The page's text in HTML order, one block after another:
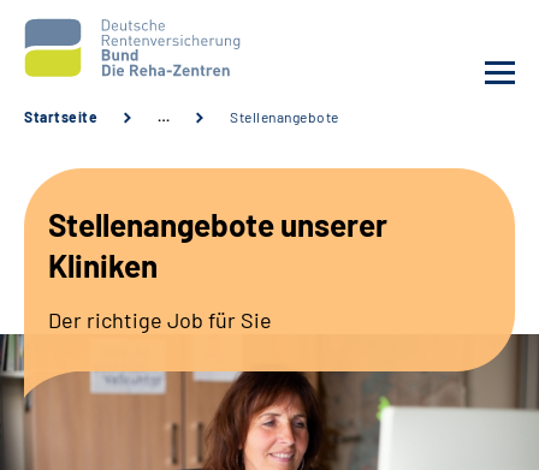
Unsere Kliniken
Sozialdienste & Zuweisende
Startseite … Stellenangebote
Stellenangebote unserer
Kliniken
Der richtige Job für Sie